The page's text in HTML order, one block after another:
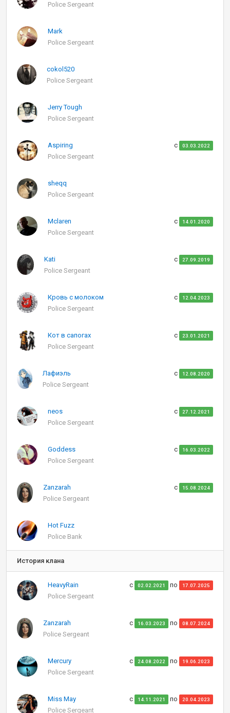
Police Sergeant
Mark
Police Sergeant
cokol520
Police Sergeant
Jerry Tough
Police Sergeant
Aspiring
Police Sergeant
с 03.03.2022
sheqq
Police Sergeant
Mclaren
Police Sergeant
с 14.01.2020
Kati
Police Sergeant
с 27.09.2019
Кровь с молоком
Police Sergeant
с 12.04.2023
Кот в сапогах
Police Sergeant
с 23.01.2021
Лафиэль
Police Sergeant
с 12.08.2020
neos
Police Sergeant
с 27.12.2021
Goddess
Police Sergeant
с 16.03.2022
Zanzarah
Police Sergeant
с 15.08.2024
Hot Fuzz
Police Bank
История клана
HeavyRain
Police Sergeant
с 02.02.2021 по 17.07.2025
Zanzarah
Police Sergeant
с 16.03.2023 по 08.07.2024
Mercury
Police Sergeant
с 24.08.2022 по 19.06.2023
Miss May
Police Sergeant
с 14.11.2021 по 20.04.2023